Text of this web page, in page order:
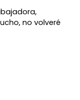
no volveré